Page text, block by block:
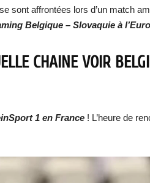
sont affrontées lors d’un match
Belgique – Slovaquie à
CHAINE VOIR
1 en France ! L’heure de